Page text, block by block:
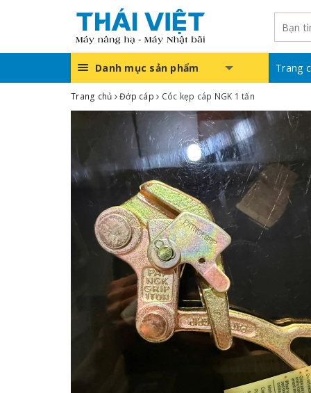
Danh mục sản phẩm Trang
Trang chủ Đớp cáp Cóc kẹp cáp NGK 1 tấn